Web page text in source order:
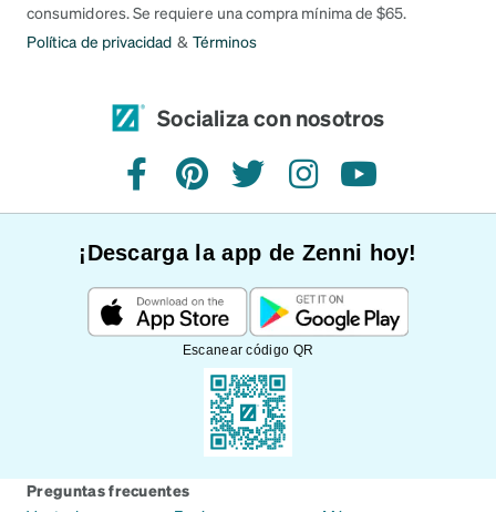
consumidores. Se requiere una compra mínima de $65.
Política de privacidad & Términos
Socializa con nosotros
FacebookPinterestTwitterInstagramYouTube
¡Descarga la app de Zenni hoy!
Escanear código QR
Preguntas frecuentes